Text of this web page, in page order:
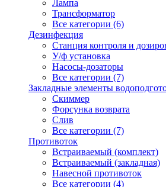
Лампа
Трансформатор
Все категории (6)
Дезинфекция
Станция контроля и
У/ф установка
Насосы-дозаторы
Все категории (7)
Закладные элементы
Скиммер
Форсунка возврата
Слив
Все категории (7)
Противоток
Встраиваемый (комплект)
Встраиваемый (закладная)
Навесной противоток
Все категории (4)